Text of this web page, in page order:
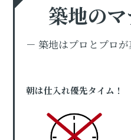
築地の
－ 築地はプロとプロ
朝は仕入れ優先タイム！